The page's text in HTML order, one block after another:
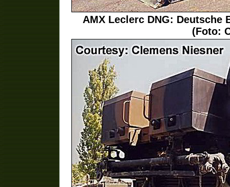
AMX Leclerc DNG:
(Foto: